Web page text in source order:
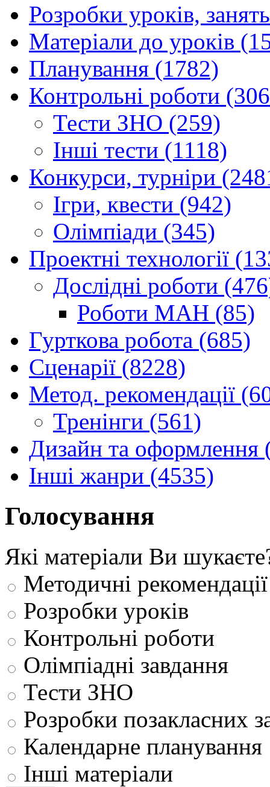
Розробки уроків,
Матеріали до уроків
Планування (1782)
Контрольні роботи
Тести ЗНО (259)
Інші тести (1118)
Конкурси, турніри
Ігри, квести (942)
Олімпіади (345)
Проектні технології
Дослідні роботи
Роботи МАН (85)
Гурткова робота (685)
Сценарії (8228)
Метод. рекомендації
Тренінги (561)
Дизайн та оформлення
Інші жанри (4535)
Голосування
Які матеріали Ви
Методичні рекомендації
Розробки уроків
Контрольні роботи
Олімпіадні завдання
Тести ЗНО
Розробки позакласних
Календарне планування
Інші матеріали